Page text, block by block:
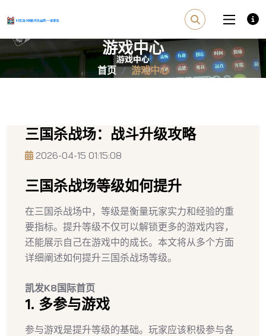
游戏中心
首页 游戏中心
三国杀战场：战斗升级攻略
2026-04-15 01:15:08
三国杀战场等级如何提升
在三国杀战场中，等级是衡量玩家实力和经验的重
要指标。提升等级不仅可以解锁更多的游戏内容，
还能展示自己在游戏中的成长。本文将从多个方面
详细阐述如何提升三国杀战场等级。
凯发K8国际首页
1. 多参与游戏
参与游戏是提升等级的基础。玩家应该积极参与各